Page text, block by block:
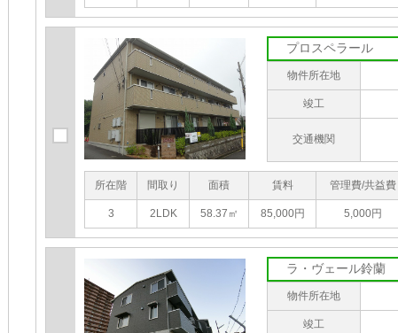
プロスペラール
物件所在地
竣工
交通機関
所在階 間取り 面積 賃料 管理費/共益費
3 2LDK 58.37㎡ 85,000円 5,000円
ラ・ヴェール鈴蘭
物件所在地
竣工